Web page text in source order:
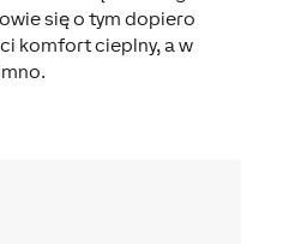
się o tym dopiero
komfort cieplny, a w